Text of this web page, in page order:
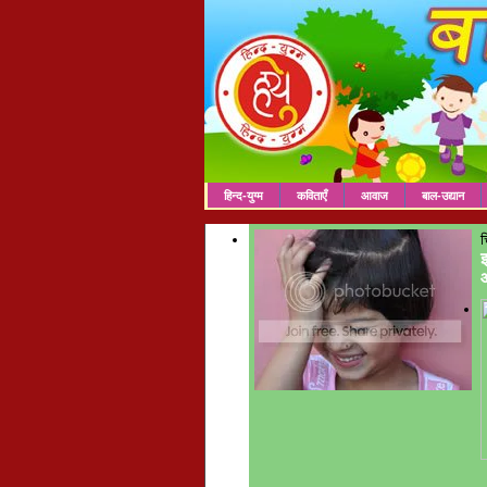
हिन्द-युग्म कविताएँ आवाज बाल-उद्यान